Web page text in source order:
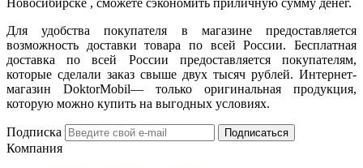
Новосибирске , сможете сэкономить приличную сумму денег.
Для удобства покупателя в магазине предоставляется
возможность доставки товара по всей России. Бесплатная
доставка по всей России предоставляется покупателям,
которые сделали заказ свыше двух тысяч рублей. Интернет-
магазин DoktorMobil— только оригинальная продукция,
которую можно купить на выгодных условиях.
Подписка Подписаться
Компания